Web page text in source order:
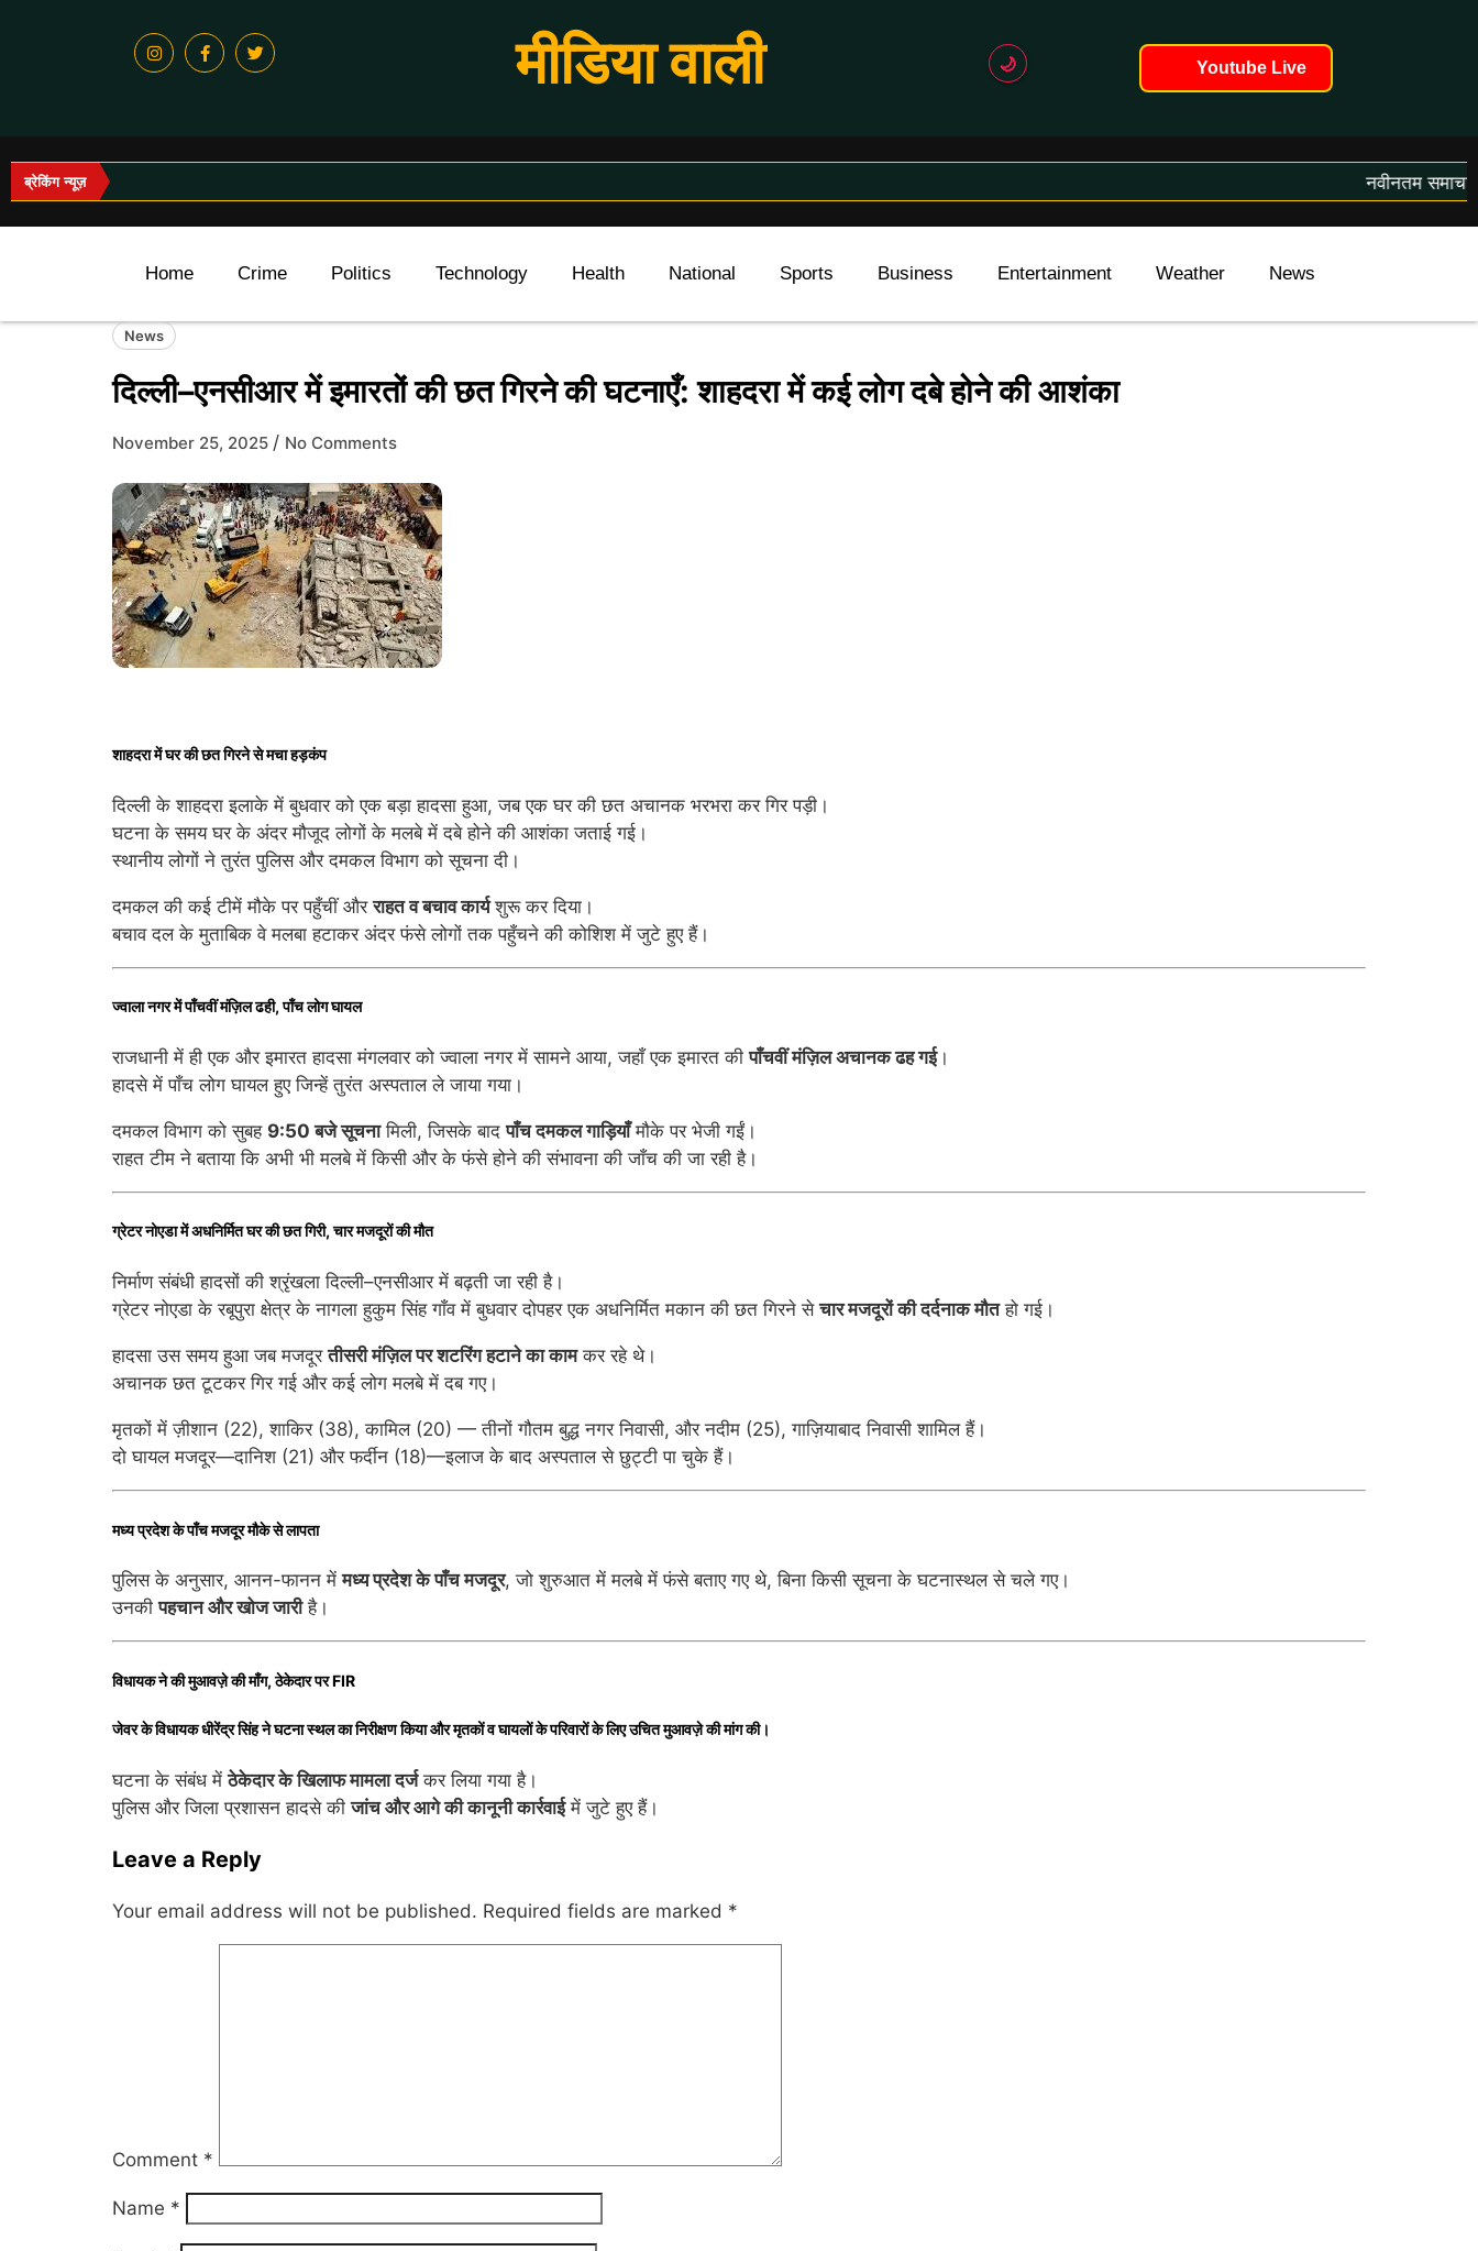
मीडिया वाली 🌙 Youtube Live
ब्रेकिंग न्यूज़ नवीनतम समाचार
Home Crime Politics Technology Health National Sports Business Entertainment Weather News
News
दिल्ली–एनसीआर में इमारतों की छत गिरने की घटनाएँ: शाहदरा में कई लोग दबे होने की आशंका
November 25, 2025 / No Comments
शाहदरा में घर की छत गिरने से मचा हड़कंप
दिल्ली के शाहदरा इलाके में बुधवार को एक बड़ा हादसा हुआ, जब एक घर की छत अचानक भरभरा कर गिर पड़ी।
घटना के समय घर के अंदर मौजूद लोगों के मलबे में दबे होने की आशंका जताई गई।
स्थानीय लोगों ने तुरंत पुलिस और दमकल विभाग को सूचना दी।
दमकल की कई टीमें मौके पर पहुँचीं औरराहत व बचाव कार्यशुरू कर दिया।
बचाव दल के मुताबिक वे मलबा हटाकर अंदर फंसे लोगों तक पहुँचने की कोशिश में जुटे हुए हैं।
ज्वाला नगर में पाँचवीं मंज़िल ढही, पाँच लोग घायल
राजधानी में ही एक और इमारत हादसा मंगलवार को ज्वाला नगर में सामने आया, जहाँ एक इमारत कीपाँचवीं मंज़िल अचानक ढह गई।
हादसे में पाँच लोग घायल हुए जिन्हें तुरंत अस्पताल ले जाया गया।
दमकल विभाग को सुबह 9:50 बजे सूचनामिली, जिसके बादपाँच दमकल गाड़ियाँमौके पर भेजी गईं।
राहत टीम ने बताया कि अभी भी मलबे में किसी और के फंसे होने की संभावना की जाँच की जा रही है।
ग्रेटर नोएडा में अधनिर्मित घर की छत गिरी, चार मजदूरों की मौत
निर्माण संबंधी हादसों की श्रृंखला दिल्ली–एनसीआर में बढ़ती जा रही है।
ग्रेटर नोएडा के रबूपुरा क्षेत्र के नागला हुकुम सिंह गाँव में बुधवार दोपहर एक अधनिर्मित मकान की छत गिरने सेचार मजदूरों की दर्दनाक मौतहो गई।
हादसा उस समय हुआ जब मजदूरतीसरी मंज़िल पर शटरिंग हटाने का कामकर रहे थे।
अचानक छत टूटकर गिर गई और कई लोग मलबे में दब गए।
मृतकों में ज़ीशान (22), शाकिर (38), कामिल (20) — तीनों गौतम बुद्ध नगर निवासी, और नदीम (25), गाज़ियाबाद निवासी शामिल हैं।
दो घायल मजदूर—दानिश (21) और फर्दीन (18)—इलाज के बाद अस्पताल से छुट्टी पा चुके हैं।
मध्य प्रदेश के पाँच मजदूर मौके से लापता
पुलिस के अनुसार, आनन-फानन मेंमध्य प्रदेश के पाँच मजदूर, जो शुरुआत में मलबे में फंसे बताए गए थे, बिना किसी सूचना के घटनास्थल से चले गए।
उनकीपहचान और खोज जारीहै।
विधायक ने की मुआवज़े की माँग, ठेकेदार पर FIR
जेवर के विधायक धीरेंद्र सिंह ने घटना स्थल का निरीक्षण किया और मृतकों व घायलों के परिवारों के लिएउचित मुआवज़े की मांगकी।
घटना के संबंध मेंठेकेदार के खिलाफ मामला दर्जकर लिया गया है।
पुलिस और जिला प्रशासन हादसे कीजांच और आगे की कानूनी कार्रवाईमें जुटे हुए हैं।
Leave a Reply
Your email address will not be published. Required fields are marked *
Comment *
Name *